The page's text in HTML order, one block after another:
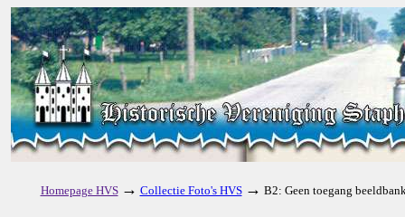
Homepage HVS → Collectie Foto's HVS → B2: Geen toegang